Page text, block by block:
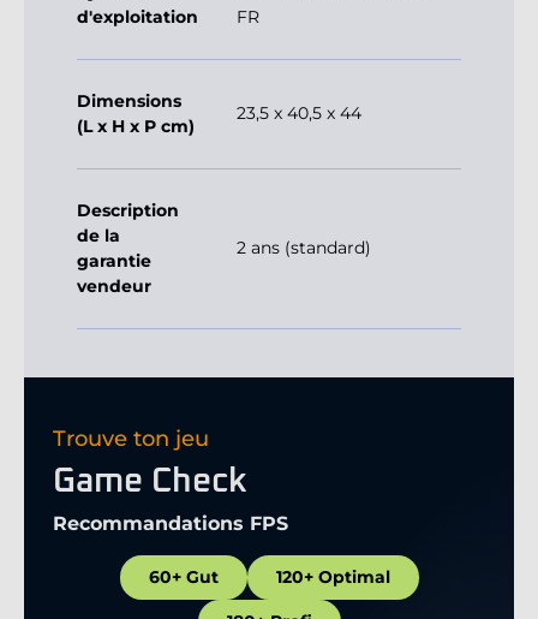
d'exploitation
FR
Dimensions
(L x H x P cm)
23,5 x 40,5 x 44
Description
de la
garantie
vendeur
2 ans (standard)
Trouve ton jeu
Game Check
Recommandations FPS
60+ Gut 120+ Optimal